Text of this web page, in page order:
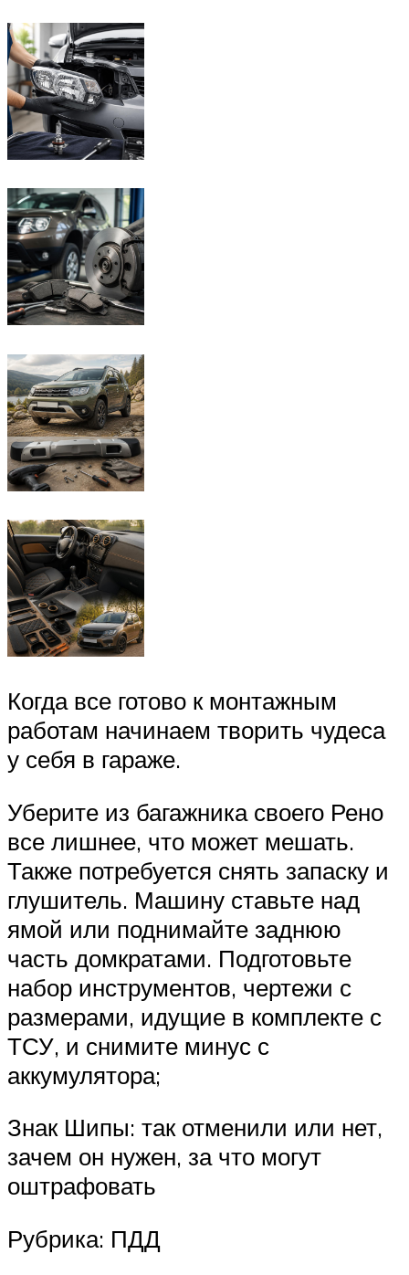
Когда все готово к монтажным
работам начинаем творить чудеса
у себя в гараже.
Уберите из багажника своего Рено
все лишнее, что может мешать.
Также потребуется снять запаску и
глушитель. Машину ставьте над
ямой или поднимайте заднюю
часть домкратами. Подготовьте
набор инструментов, чертежи с
размерами, идущие в комплекте с
ТСУ, и снимите минус с
аккумулятора;
Знак Шипы: так отменили или нет,
зачем он нужен, за что могут
оштрафовать
Рубрика: ПДД